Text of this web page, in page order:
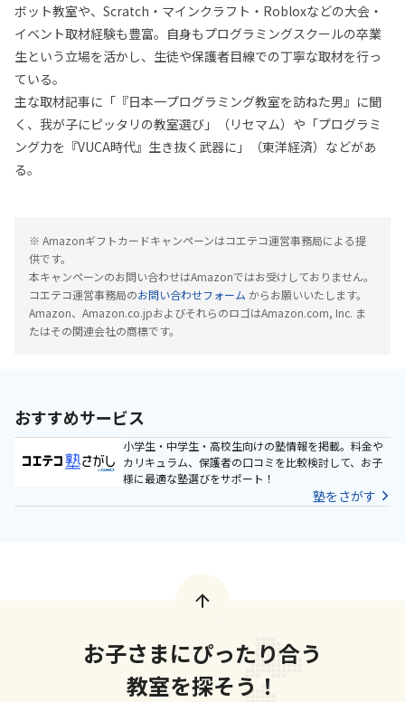
ボット教室や、Scratch・マインクラフト・Robloxなどの大会・
イベント取材経験も豊富。自身もプログラミングスクールの卒業
生という立場を活かし、生徒や保護者目線での丁寧な取材を行っ
ている。
主な取材記事に「『日本一プログラミング教室を訪ねた男』に聞
く、我が子にピッタリの教室選び」（リセマム）や「プログラミ
ング力を『VUCA時代』生き抜く武器に」（東洋経済）などがあ
る。
※ Amazonギフトカードキャンペーンはコエテコ運営事務局による提
供です。
本キャンペーンのお問い合わせはAmazonではお受けしておりません。
コエテコ運営事務局のお問い合わせフォーム からお願いいたします。
Amazon、Amazon.co.jpおよびそれらのロゴはAmazon.com, Inc. ま
たはその関連会社の商標です。
おすすめサービス
小学生・中学生・高校生向けの塾情報を掲載。料金や
カリキュラム、保護者の口コミを比較検討して、お子
様に最適な塾選びをサポート！
塾をさがす
お子さまにぴったり合う
教室を探そう！